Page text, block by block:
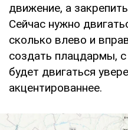
движение, а
Сейчас нужно
сколько влево и
создать плацдармы,
будет двигаться
акцентированнее.